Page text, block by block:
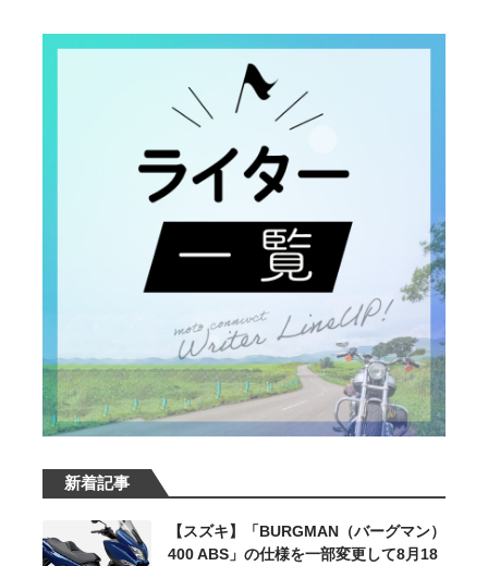
新着記事
【スズキ】「BURGMAN（バーグマン）
400 ABS」の仕様を一部変更して8月18